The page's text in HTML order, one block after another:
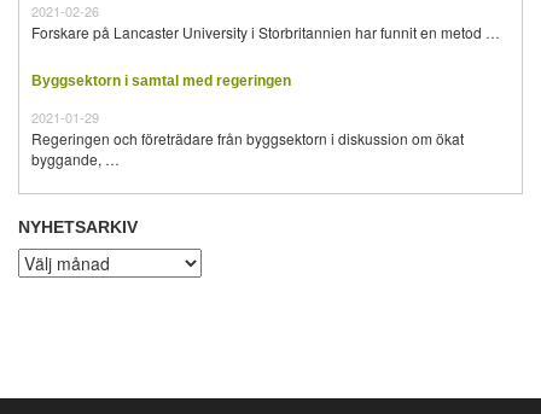
2021-02-26
Forskare på Lancaster University i Storbritannien har funnit en metod …
Byggsektorn i samtal med regeringen
2021-01-29
Regeringen och företrädare från byggsektorn i diskussion om ökat
byggande, …
NYHETSARKIV
Nyhetsarkiv